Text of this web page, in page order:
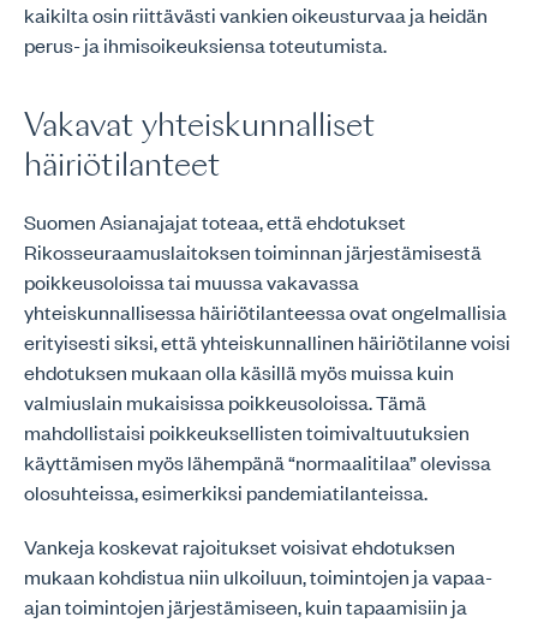
kaikilta osin riittävästi vankien oikeusturvaa ja heidän
perus- ja ihmisoikeuksiensa toteutumista.
Vakavat yhteiskunnalliset
häiriötilanteet
Suomen Asianajajat toteaa, että ehdotukset
Rikosseuraamuslaitoksen toiminnan järjestämisestä
poikkeusoloissa tai muussa vakavassa
yhteiskunnallisessa häiriötilanteessa ovat ongelmallisia
erityisesti siksi, että yhteiskunnallinen häiriötilanne voisi
ehdotuksen mukaan olla käsillä myös muissa kuin
valmiuslain mukaisissa poikkeusoloissa. Tämä
mahdollistaisi poikkeuksellisten toimivaltuutuksien
käyttämisen myös lähempänä “normaalitilaa” olevissa
olosuhteissa, esimerkiksi pandemiatilanteissa.
Vankeja koskevat rajoitukset voisivat ehdotuksen
mukaan kohdistua niin ulkoiluun, toimintojen ja vapaa-
ajan toimintojen järjestämiseen, kuin tapaamisiin ja